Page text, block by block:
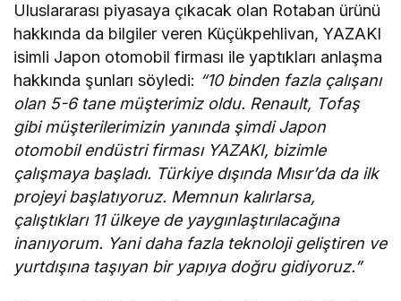
Uluslararası piyasaya çıkacak olan Rotaban ürünü
hakkında da bilgiler veren Küçükpehlivan, YAZAKI
isimli Japon otomobil firması ile yaptıkları anlaşma
hakkında şunları söyledi: “10 binden fazla çalışanı
olan 5-6 tane müşterimiz oldu. Renault, Tofaş
gibi müşterilerimizin yanında şimdi Japon
otomobil endüstri firması YAZAKI, bizimle
çalışmaya başladı. Türkiye dışında Mısır’da da ilk
projeyi başlatıyoruz. Memnun kalırlarsa,
çalıştıkları 11 ülkeye de yaygınlaştırılacağına
inanıyorum. Yani daha fazla teknoloji geliştiren ve
yurtdışına taşıyan bir yapıya doğru gidiyoruz.”